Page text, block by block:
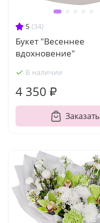
5 (34)
Букет "Весеннее
вдохновение"
В наличии
4 350 ₽
Заказать